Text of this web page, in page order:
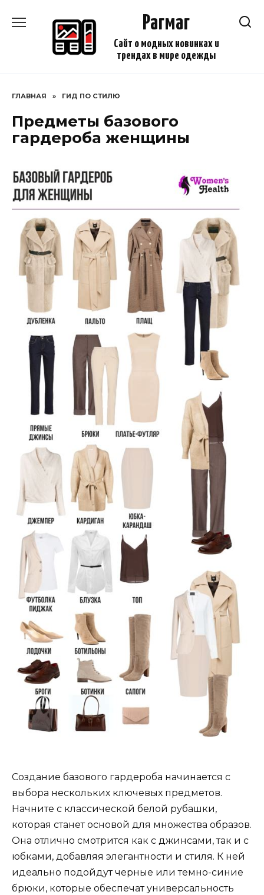
содержанию
Рагмаг
Сайт о модных новинках и
трендах в мире одежды
ГЛАВНАЯ » ГИД ПО СТИЛЮ
Предметы базового
гардероба женщины
Создание базового гардероба начинается с
выбора нескольких ключевых предметов.
Начните с классической белой рубашки,
которая станет основой для множества образов.
Она отлично смотрится как с джинсами, так и с
юбками, добавляя элегантности и стиля. К ней
идеально подойдут черные или темно-синие
брюки, которые обеспечат универсальность